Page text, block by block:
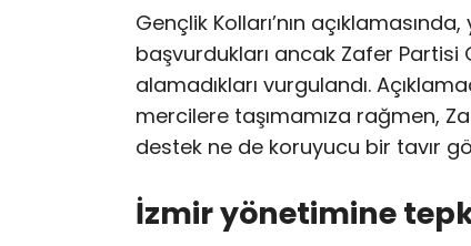
Gençlik Kolları’nın
başvurdukları ancak Zafer Partisi
alamadıkları vurgulandı.
mercilere taşımamıza rağmen,
destek ne de koruyucu bir tavır
İzmir yönetimine